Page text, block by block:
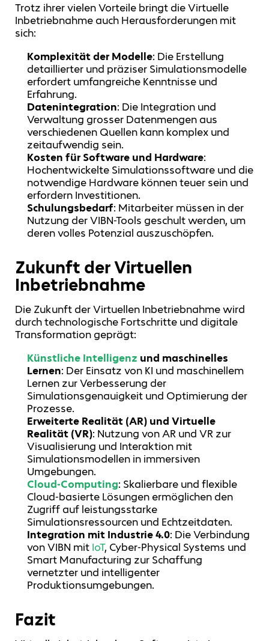
Trotz ihrer vielen Vorteile bringt die Virtuelle
Inbetriebnahme auch Herausforderungen mit
sich:
Komplexität der Modelle: Die Erstellung
detaillierter und präziser Simulationsmodelle
erfordert umfangreiche Kenntnisse und
Erfahrung.
Datenintegration: Die Integration und
Verwaltung grosser Datenmengen aus
verschiedenen Quellen kann komplex und
zeitaufwendig sein.
Kosten für Software und Hardware:
Hochentwickelte Simulationssoftware und die
notwendige Hardware können teuer sein und
erfordern Investitionen.
Schulungsbedarf: Mitarbeiter müssen in der
Nutzung der VIBN-Tools geschult werden, um
deren volles Potenzial auszuschöpfen.
Zukunft der Virtuellen
Inbetriebnahme
Die Zukunft der Virtuellen Inbetriebnahme wird
durch technologische Fortschritte und digitale
Transformation geprägt:
Künstliche Intelligenz und maschinelles
Lernen: Der Einsatz von KI und maschinellem
Lernen zur Verbesserung der
Simulationsgenauigkeit und Optimierung der
Prozesse.
Erweiterte Realität (AR) und Virtuelle
Realität (VR): Nutzung von AR und VR zur
Visualisierung und Interaktion mit
Simulationsmodellen in immersiven
Umgebungen.
Cloud-Computing: Skalierbare und flexible
Cloud-basierte Lösungen ermöglichen den
Zugriff auf leistungsstarke
Simulationsressourcen und Echtzeitdaten.
Integration mit Industrie 4.0: Die Verbindung
von VIBN mit IoT, Cyber-Physical Systems und
Smart Manufacturing zur Schaffung
vernetzter und intelligenter
Produktionsumgebungen.
Fazit